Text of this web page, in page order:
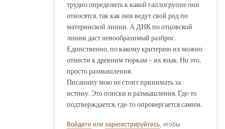
трудно определить к какой гаплогруппе они
относятся, так как они ведут свой род по
материнской линии. А ДНК по отцовской
линии даст невообразимый разброс.
Единственно, по какому критерию их можно
отнести к древним тюркам – их язык. Но это,
просто размышления.
Писанину мою не стоит принимать за
истину. Это поиски и размышления. Где-то
подтверждается, где-то опровергается самим.
Войдите или зарегистрируйтесь, чтобы